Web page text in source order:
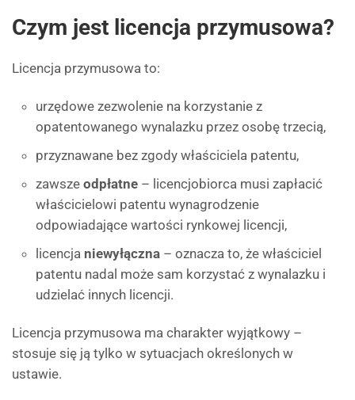
Czym jest licencja przymusowa?
Licencja przymusowa to:
urzędowe zezwolenie na korzystanie z
opatentowanego wynalazku przez osobę trzecią,
przyznawane bez zgody właściciela patentu,
zawsze odpłatne – licencjobiorca musi zapłacić
właścicielowi patentu wynagrodzenie
odpowiadające wartości rynkowej licencji,
licencja niewyłączna – oznacza to, że właściciel
patentu nadal może sam korzystać z wynalazku i
udzielać innych licencji.
Licencja przymusowa ma charakter wyjątkowy –
stosuje się ją tylko w sytuacjach określonych w
ustawie.